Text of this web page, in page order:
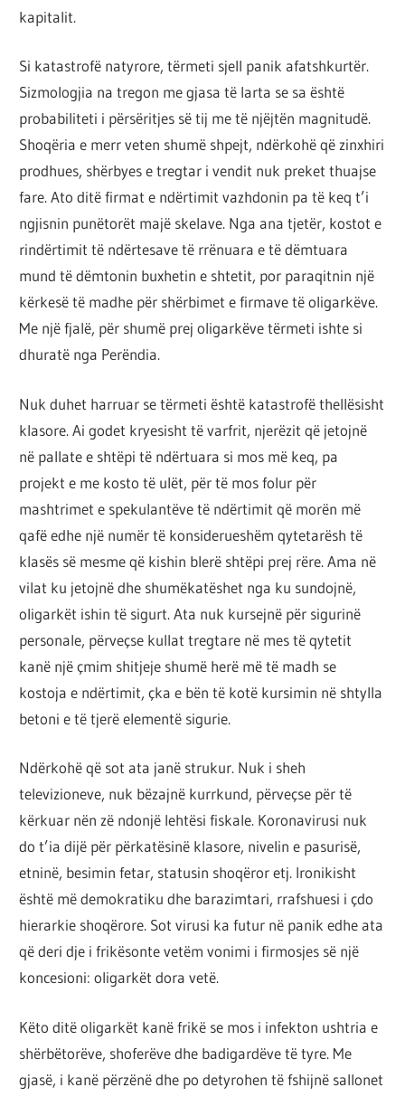
kapitalit.
Si katastrofë natyrore, tërmeti sjell panik afatshkurtër.
Sizmologjia na tregon me gjasa të larta se sa është
probabiliteti i përsëritjes së tij me të njëjtën magnitudë.
Shoqëria e merr veten shumë shpejt, ndërkohë që zinxhiri
prodhues, shërbyes e tregtar i vendit nuk preket thuajse
fare. Ato ditë firmat e ndërtimit vazhdonin pa të keq t’i
ngjisnin punëtorët majë skelave. Nga ana tjetër, kostot e
rindërtimit të ndërtesave të rrënuara e të dëmtuara
mund të dëmtonin buxhetin e shtetit, por paraqitnin një
kërkesë të madhe për shërbimet e firmave të oligarkëve.
Me një fjalë, për shumë prej oligarkëve tërmeti ishte si
dhuratë nga Perëndia.
Nuk duhet harruar se tërmeti është katastrofë thellësisht
klasore. Ai godet kryesisht të varfrit, njerëzit që jetojnë
në pallate e shtëpi të ndërtuara si mos më keq, pa
projekt e me kosto të ulët, për të mos folur për
mashtrimet e spekulantëve të ndërtimit që morën më
qafë edhe një numër të konsiderueshëm qytetarësh të
klasës së mesme që kishin blerë shtëpi prej rëre. Ama në
vilat ku jetojnë dhe shumëkatëshet nga ku sundojnë,
oligarkët ishin të sigurt. Ata nuk kursejnë për sigurinë
personale, përveçse kullat tregtare në mes të qytetit
kanë një çmim shitjeje shumë herë më të madh se
kostoja e ndërtimit, çka e bën të kotë kursimin në shtylla
betoni e të tjerë elementë sigurie.
Ndërkohë që sot ata janë strukur. Nuk i sheh
televizioneve, nuk bëzajnë kurrkund, përveçse për të
kërkuar nën zë ndonjë lehtësi fiskale. Koronavirusi nuk
do t’ia dijë për përkatësinë klasore, nivelin e pasurisë,
etninë, besimin fetar, statusin shoqëror etj. Ironikisht
është më demokratiku dhe barazimtari, rrafshuesi i çdo
hierarkie shoqërore. Sot virusi ka futur në panik edhe ata
që deri dje i frikësonte vetëm vonimi i firmosjes së një
koncesioni: oligarkët dora vetë.
Këto ditë oligarkët kanë frikë se mos i infekton ushtria e
shërbëtorëve, shoferëve dhe badigardëve të tyre. Me
gjasë, i kanë përzënë dhe po detyrohen të fshijnë sallonet